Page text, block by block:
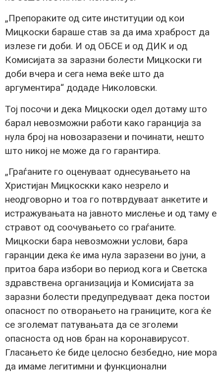
„Препораките од сите институции од кои
Мицкоски бараше став за да има храброст да
излезе ги доби. И од ОБСЕ и од ДИК и од
Комисијата за заразни болести Мицкоски ги
доби вчера и сега нема веќе што да
аргументира“ додаде Николовски.
Тој посочи и дека Мицкоски одел дотаму што
барал невозможни работи како гаранција за
нула број на новозаразени и починати, нешто
што никој не може да го гарантира.
„Граѓаните го оценуваат однесувањето на
Христијан Мицкоскки како незрело и
неодговорно и тоа го потврдуваат анкетите и
истражувањата на јавното мислење и од таму е
стравот од соочувањето со граѓаните.
Мицкоски бара невозможни услови, бара
гаранции дека ќе има нула заразени во јуни, а
притоа бара избори во период кога и Светска
здравствена организација и Комисијата за
заразни болести предупредуваат дека постои
опасност по отворањето на границите, кога ќе
се зголемат патувањата да се зголеми
опасноста од нов бран на коронавирусот.
Гласањето ќе биде целосно безбедно, ние мора
да имаме легитимни и функционални